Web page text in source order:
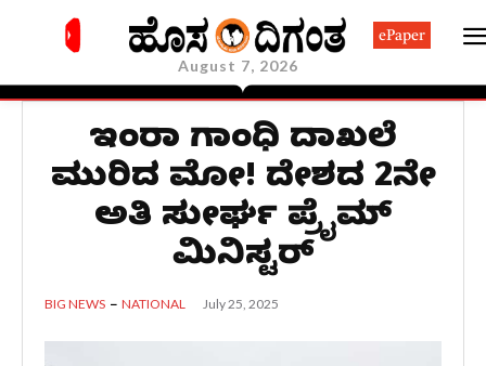
August 7, 2026
ePaper
ಇಂದಿರಾ ಗಾಂಧಿ ದಾಖಲೆ
ಮುರಿದ ಮೋದಿ! ದೇಶದ 2ನೇ
ಅತಿ ಸುದೀರ್ಘ ಪ್ರೈಮ್‌
ಮಿನಿಸ್ಟರ್‌
BIG NEWS NATIONAL July 25, 2025